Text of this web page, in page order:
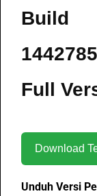
Build
Full
Unduh Versi